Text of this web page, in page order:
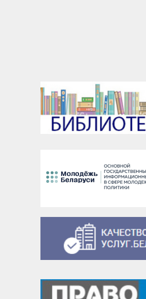
2 мая 2014
VK Google+ Facebook
Версия для печати